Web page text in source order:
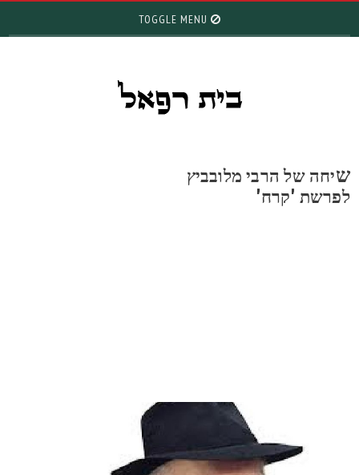
TOGGLE MENU
יחה של הרבי מלובביץ
'קרח'